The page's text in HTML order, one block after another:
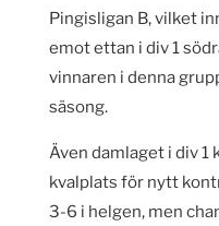
Pingisligan B, vilket
emot ettan i div 1
vinnaren i denna
säsong.
Även damlaget i div 1
kvalplats för nytt
3-6 i helgen, men